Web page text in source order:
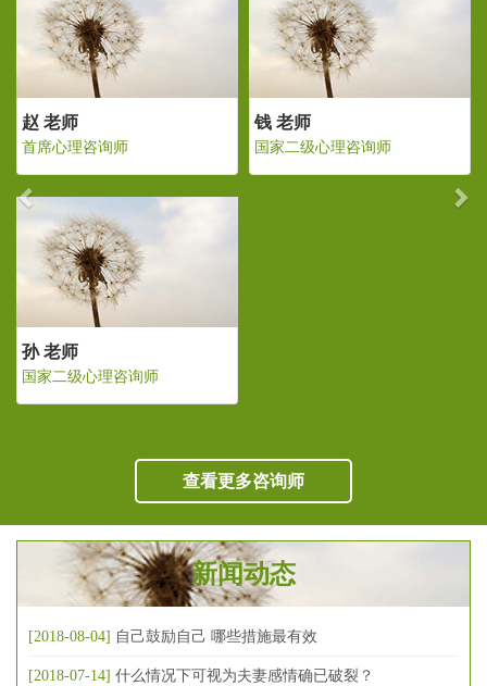
级心理咨询师 首席心理咨询师
查看更多咨询师
新闻动态
[2018-08-04] 自己鼓励自己 哪些措施最有效
[2018-07-14] 什么情况下可视为夫妻感情确已破裂？